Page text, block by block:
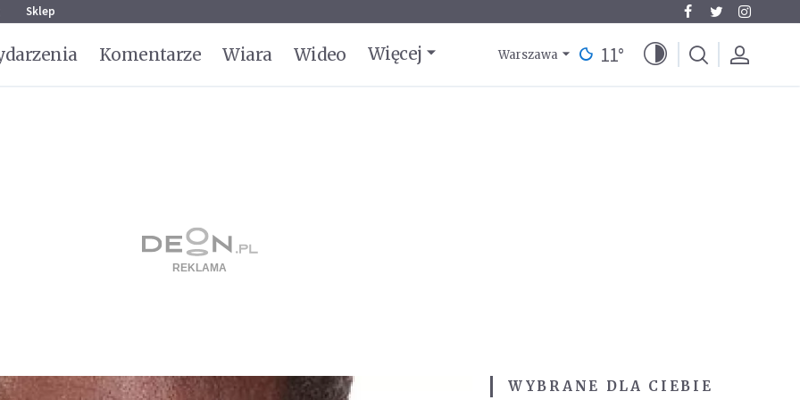
Sklep
Komentarze Wiara Wideo Więcej Warszawa 11°
WYBRANE DLA CIEBIE